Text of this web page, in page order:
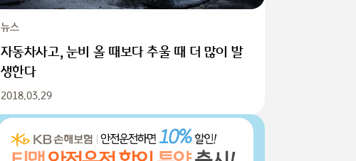
뉴스
자동차사고, 눈비 올 때보다 추울 때 더 많이 발
생한다
2018.03.29